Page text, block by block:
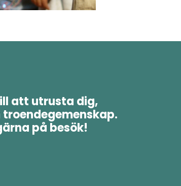
att utrusta dig,
på besök!